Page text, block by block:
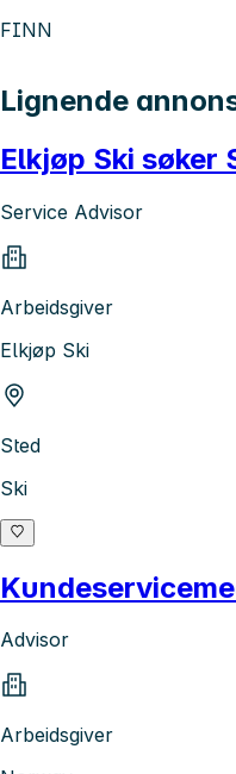
FINN
Lignende
Elkjøp Ski søker
Service Advisor
Arbeidsgiver
Elkjøp Ski
Sted
Ski
Advisor
Arbeidsgiver